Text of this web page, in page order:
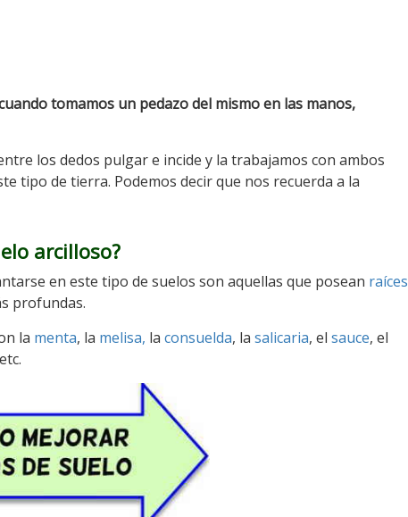
tomamos un pedazo del mismo en las manos,
los dedos pulgar e incide y la trabajamos con ambos
tipo de tierra. Podemos decir que nos recuerda a la
arcilloso?
en este tipo de suelos son aquellas que posean raíces
profundas.
la menta, la melisa, la consuelda, la salicaria, el sauce, el